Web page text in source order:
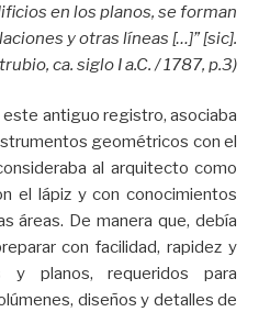
en los planos, se forman
y otras líneas […]” [sic].
ca. siglo I a.C. / 1787, p.3)
antiguo registro, asociaba
geométricos con el
al arquitecto como
el lápiz y con conocimientos
áreas. De manera que, debía
con facilidad, rapidez y
y planos, requeridos para
diseños y detalles de